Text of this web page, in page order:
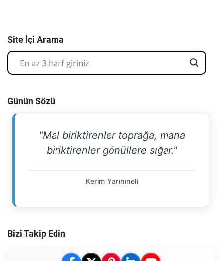
Site İçi Arama
Günün Sözü
"Mal biriktirenler toprağa, mana
biriktirenler gönüllere sığar."
Kerim Yarınıneli
Bizi Takip Edin